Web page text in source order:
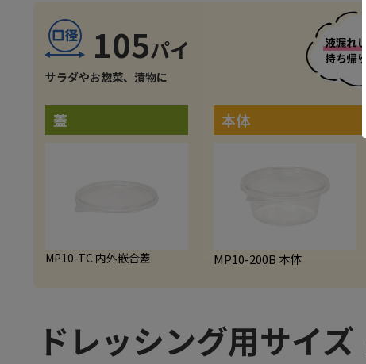
105
サラダやお惣菜、漬物に
蓋
MP10-TC 内外嵌合蓋
本体
MP10-200B 本体
ドレッシング用サイズ